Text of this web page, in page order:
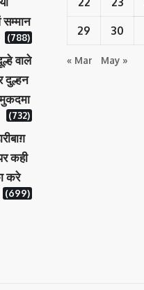
सम्मान
(788)
वाले
दुल्हन
(732)
कही
करे
(699)
29 30
« Mar May »